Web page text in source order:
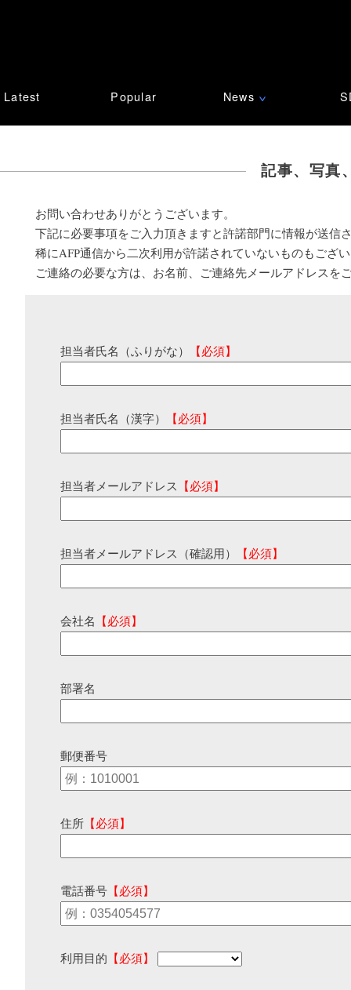
Latest Popular News ∨
記事、写真
お問い合わせありがとうございます。
下記に必要事項をご入力頂きますと許諾部門に情報が送信
稀にAFP通信から二次利用が許諾されていないものもござ
ご連絡の必要な方は、お名前、ご連絡先メールアドレスを
担当者氏名（ふりがな） 【必須】
担当者氏名（漢字） 【必須】
担当者メールアドレス 【必須】
担当者メールアドレス（確認用） 【必須】
会社名 【必須】
部署名
郵便番号
住所 【必須】
電話番号 【必須】
利用目的 【必須】